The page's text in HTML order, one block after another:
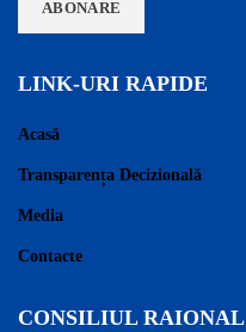
LINK-URI RAPIDE
Acasă
Transparența Decizională
Media
Contacte
CONSILIUL RAIONAL